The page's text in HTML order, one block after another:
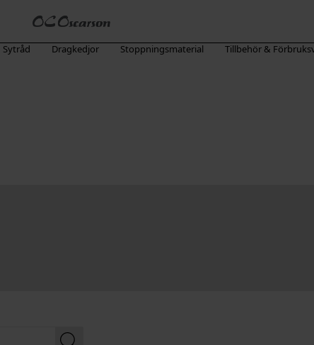
Sytråd Dragkedjor Stoppningsmaterial Tillbehör &